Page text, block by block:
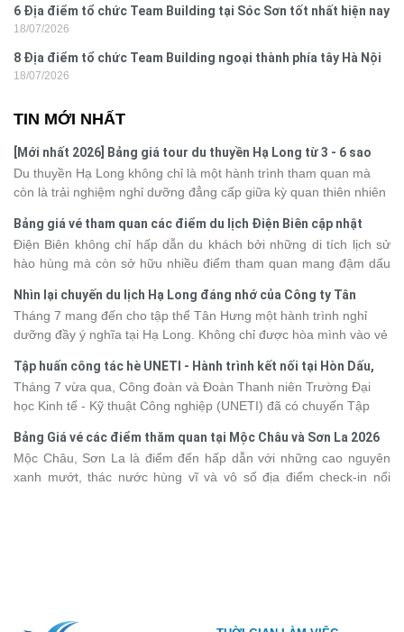
6 Địa điểm tổ chức Team Building tại Sóc Sơn tốt nhất hiện nay
18/07/2026
8 Địa điểm tổ chức Team Building ngoại thành phía tây Hà Nội
18/07/2026
TIN MỚI NHẤT
[Mới nhất 2026] Bảng giá tour du thuyền Hạ Long từ 3 - 6 sao
Du thuyền Hạ Long không chỉ là một hành trình tham quan mà
còn là trải nghiệm nghỉ dưỡng đẳng cấp giữa kỳ quan thiên nhiên
khác nhau, khiến nhiều du khách băn khoăn khi lựa chọn. Bài viết
dưới đây sẽ cập nhật bảng giá tour du thuyền Hạ Long mới nhất
2026 từ 3 - 6 sao, giúp bạn dễ dàng so sánh và tìm được hành
trình phù hợp với nhu cầu cũng như ngân sách.
Bảng giá vé tham quan các điểm du lịch Điện Biên cập nhật
2026
Điện Biên không chỉ hấp dẫn du khách bởi những di tích lịch sử
hào hùng mà còn sở hữu nhiều điểm tham quan mang đậm dấu
phá vùng đất này, việc cập nhật trước giá vé sẽ giúp bạn chủ
động hơn trong lịch trình và chi phí. Cùng Vietsense Travel tham
khảo bảng giá vé tham quan các điểm du lịch Điện Biênmới nhất
năm 2026 ngay dưới đây.
Nhìn lại chuyến du lịch Hạ Long đáng nhớ của Công ty Tân
Hưng 2026
Tháng 7 mang đến cho tập thể Tân Hưng một hành trình nghỉ
dưỡng đầy ý nghĩa tại Hạ Long. Không chỉ được hòa mình vào vẻ
kết, sẻ chia và lưu giữ nhiều khoảnh khắc đáng nhớ. Hãy cùng
nhìn lại chuyến đi ngập tràn niềm vui và những trải nghiệm khó
quên.
Tập huấn công tác hè UNETI - Hành trình kết nối tại Hòn Dấu,
Đồ Sơn
Tháng 7 vừa qua, Công đoàn và Đoàn Thanh niên Trường Đại
học Kinh tế - Kỹ thuật Công nghiệp (UNETI) đã có chuyến Tập
chỉ là dịp nâng cao kỹ năng và chia sẻ kinh nghiệm công tác,
chương trình còn mang đến những hoạt động giao lưu sôi nổi,
góp phần gắn kết tập thể và lưu giữ nhiều kỷ niệm đáng nhớ.
Bảng Giá vé các điểm thăm quan tại Mộc Châu và Sơn La 2026
Mộc Châu, Sơn La là điểm đến hấp dẫn với những cao nguyên
xanh mướt, thác nước hùng vĩ và vô số địa điểm check-in nổi